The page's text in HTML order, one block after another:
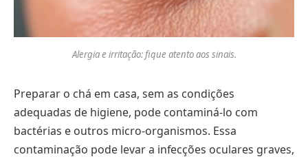
Alergia e irritação: fique atento aos sinais.
Preparar o chá em casa, sem as condições
adequadas de higiene, pode contaminá-lo com
bactérias e outros micro-organismos. Essa
contaminação pode levar a infecções oculares graves,